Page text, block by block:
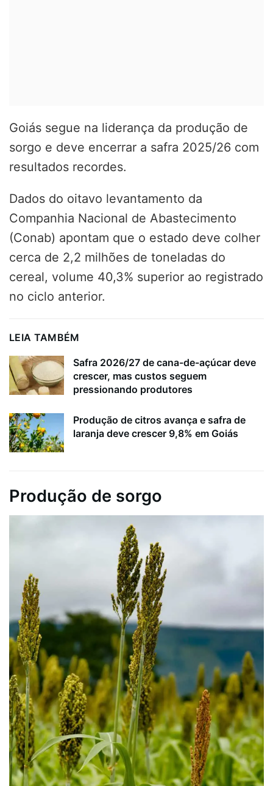
Goiás segue na liderança da produção de
sorgo e deve encerrar a safra 2025/26 com
resultados recordes.
Dados do oitavo levantamento da
Companhia Nacional de Abastecimento
(Conab) apontam que o estado deve colher
cerca de 2,2 milhões de toneladas do
cereal, volume 40,3% superior ao registrado
no ciclo anterior.
LEIA TAMBÉM
Safra 2026/27 de cana-de-açúcar deve
crescer, mas custos seguem
pressionando produtores
Produção de citros avança e safra de
laranja deve crescer 9,8% em Goiás
Produção de sorgo